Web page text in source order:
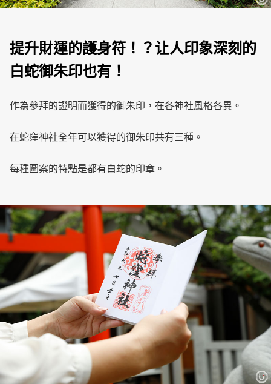
提升財運的護身符！？让人印象深刻的
白蛇御朱印也有！
作為參拜的證明而獲得的御朱印，在各神社風格各異。
在蛇窪神社全年可以獲得的御朱印共有三種。
每種圖案的特點是都有白蛇的印章。